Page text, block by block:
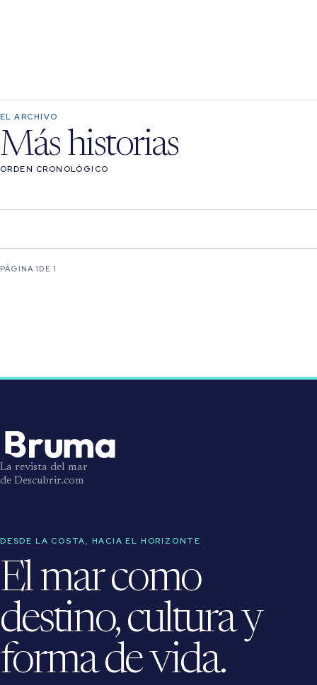
EL ARCHIVO
Más historias
ORDEN CRONOLÓGICO
PÁGINA 1 DE 1
La revista del mar
de Descubrir.com
DESDE LA COSTA, HACIA EL HORIZONTE
El mar como
destino, cultura y
forma de vida.